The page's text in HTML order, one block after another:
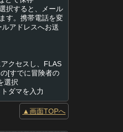
択すると、メール
す。携帯電話を変
アドレスへお送
クセスし、FLAS
[すでに冒険者の
選択
ダマを入力
▲画面TOPへ